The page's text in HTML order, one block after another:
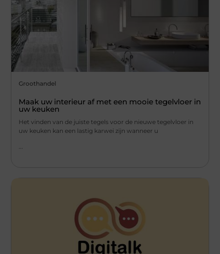
Groothandel
Maak uw interieur af met een mooie tegelvloer in
uw keuken
Het vinden van de juiste tegels voor de nieuwe tegelvloer in
uw keuken kan een lastig karwei zijn wanneer u
...